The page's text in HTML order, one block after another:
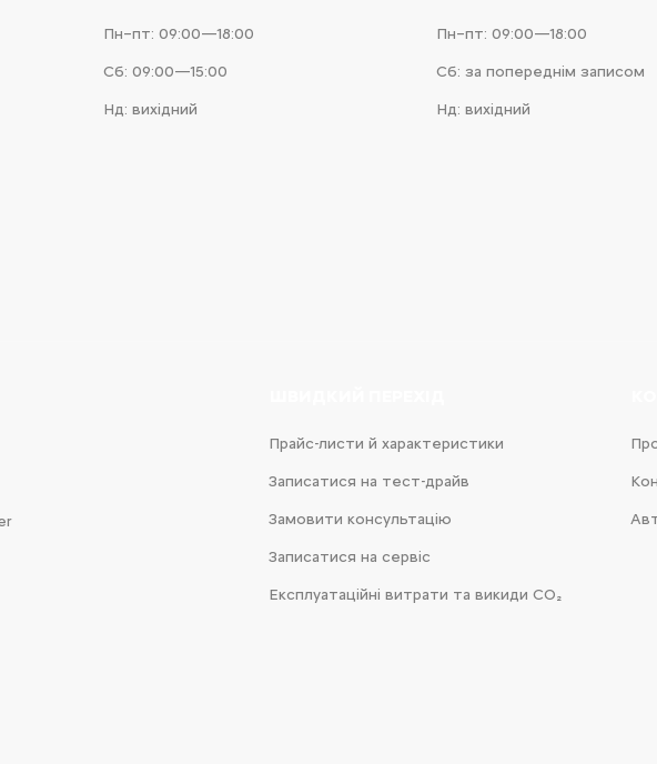
Пн–пт: 09:00—18:00
Сб: 09:00—15:00
Нд: вихідний
Пн–пт: 09:00—18:00
Сб: за попереднім записом
Нд: вихідний
Прайс-листи й характеристики
Записатися на тест-драйв
Замовити консультацію
Записатися на сервіс
Експлуатаційні витрати та викиди CO₂